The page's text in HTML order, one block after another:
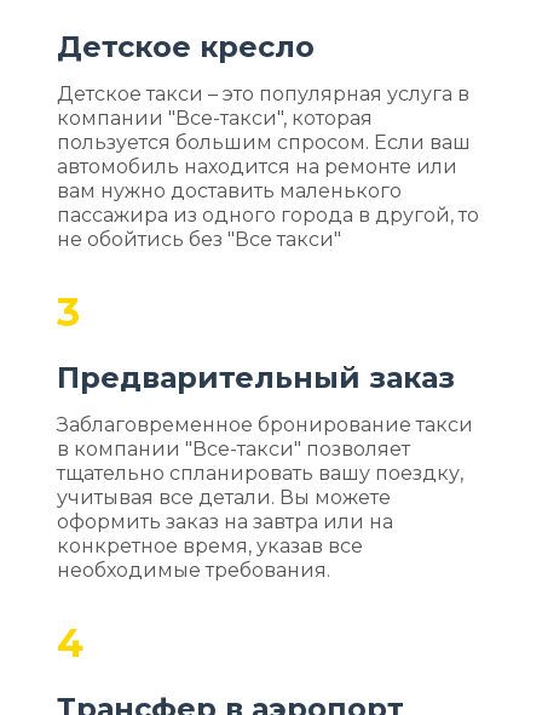
Детское кресло
Детское такси – это популярная услуга в
компании "Все-такси", которая
пользуется большим спросом. Если ваш
автомобиль находится на ремонте или
вам нужно доставить маленького
пассажира из одного города в другой, то
не обойтись без "Все такси"
3
Предварительный заказ
Заблаговременное бронирование такси
в компании "Все-такси" позволяет
тщательно спланировать вашу поездку,
учитывая все детали. Вы можете
оформить заказ на завтра или на
конкретное время, указав все
необходимые требования.
4